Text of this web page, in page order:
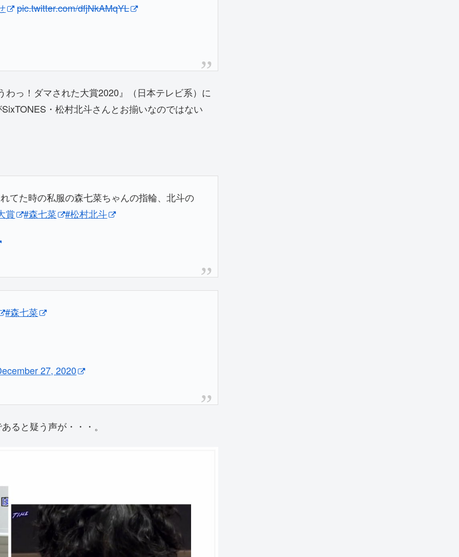
pic.twitter.com/dfjNkAMqYL
っ！ダマされた大賞2020』（日本テレビ系）に
・松村北斗さんとお揃いなのではない
てた時の私服の森七菜ちゃんの指輪、北斗の
賞
#森七菜 #松村北斗
#森七菜
27, 2020
ると疑う声が・・・。